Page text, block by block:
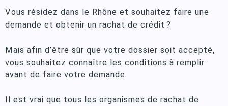
Vous résidez dans le Rhône et souhaitez faire une
demande et obtenir un rachat de crédit ?
Mais afin d’être sûr que votre dossier soit accepté,
vous souhaitez connaître les conditions à remplir
avant de faire votre demande.
Il est vrai que tous les organismes de rachat de